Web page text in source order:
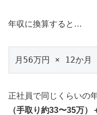
年収に換算すると…
月56万円 × 12か月
正社員で同じくらいの
（手取り約33〜35万